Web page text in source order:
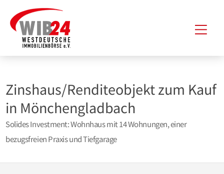
Inhalt
springen
Zinshaus/Renditeobjekt zum Kauf
in Mönchengladbach
Solides Investment: Wohnhaus mit 14 Wohnungen, einer
bezugsfreien Praxis und Tiefgarage